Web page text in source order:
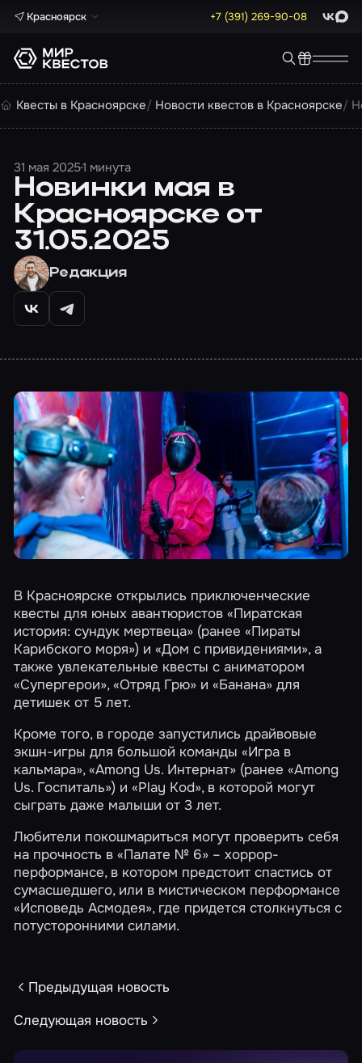
Красноярск +7 (391) 269-90-08 Max
Квесты в Красноярске Новости квестов в Красноярске
31 мая 20251 минута
Новинки мая в
Красноярске от
31.05.2025
Редакция
В Красноярске открылись приключенческие
квесты для юных авантюристов«Пиратская
история: сундук мертвеца» (ранее «Пираты
Карибского моря») и«Дом с привидениями», а
также увлекательные квесты с аниматором
«Супергерои»,«Отряд Грю» и«Банана» для
детишек от 5 лет.
Кроме того, в городе запустились драйвовые
экшн-игры для большой команды«Игра в
кальмара»,«Among Us. Интернат» (ранее «Among
Us. Госпиталь») и«Play Kod», в которой могут
сыграть даже малыши от 3 лет.
Любители покошмариться могут проверить себя
на прочность в«Палате № 6» – хоррор-
перформансе, в котором предстоит спастись от
сумасшедшего, или в мистическом перформансе
«Исповедь Асмодея», где придется столкнуться с
потусторонними силами.
Предыдущая новость
Следующая новость